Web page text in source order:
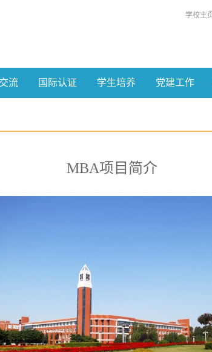
学校主
流 国际认证 学生培养 党建工作
MBA项目简介